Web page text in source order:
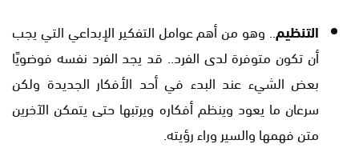
التنظيم.. وهو من أهم عوامل التفكير الإبداعي التي يجب
أن تكون متوفرة لدى الفرد.. قد يجد الفرد نفسه فوضويًا
بعض الشيء عند البدء في أحد الأفكار الجديدة ولكن
سرعان ما يعود وينظم أفكاره ويرتبها حتى يتمكن الآخرين
متن فهمها والسير وراء رؤيته.